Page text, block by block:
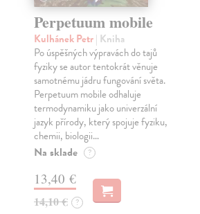
Perpetuum mobile
Kulhánek Petr| Kniha
Po úspěšných výpravách do tajů
fyziky se autor tentokrát věnuje
samotnému jádru fungování světa.
Perpetuum mobile odhaluje
termodynamiku jako univerzální
jazyk přírody, který spojuje fyziku,
chemii, biologii…
Na sklade ?
13,40 €
14,10 € ?